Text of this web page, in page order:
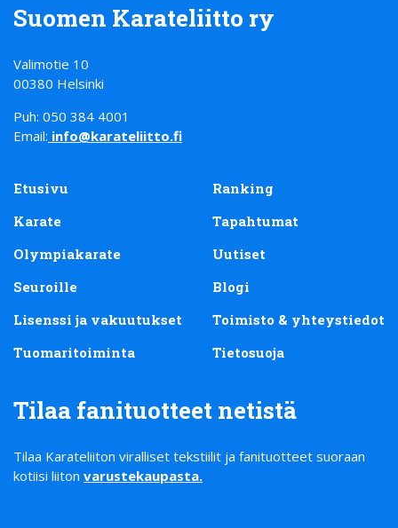
Suomen Karateliitto ry
Valimotie 10
00380 Helsinki
Puh: 050 384 4001
Email: info@karateliitto.fi
Etusivu
Karate
Olympiakarate
Seuroille
Lisenssi ja vakuutukset
Tuomaritoiminta
Ranking
Tapahtumat
Uutiset
Blogi
Toimisto & yhteystiedot
Tietosuoja
Tilaa fanituotteet netistä
Tilaa Karateliiton viralliset tekstiilit ja fanituotteet suoraan
kotiisi liiton varustekaupasta.